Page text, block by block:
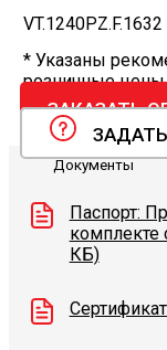
VT.1240PZ.F.1632
* Указаны
розничные цены
ЗАКАЗАТЬ
Документы
Паспорт:
комплекте
КБ)